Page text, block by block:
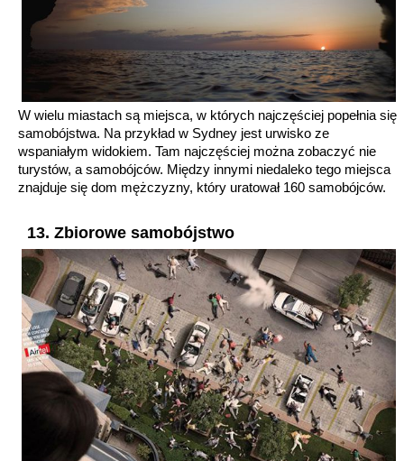
W wielu miastach są miejsca, w których najczęściej popełnia się
samobójstwa. Na przykład w Sydney jest urwisko ze
wspaniałym widokiem. Tam najczęściej można zobaczyć nie
turystów, a samobójców. Między innymi niedaleko tego miejsca
znajduje się dom mężczyzny, który uratował 160 samobójców.
13. Zbiorowe samobójstwo